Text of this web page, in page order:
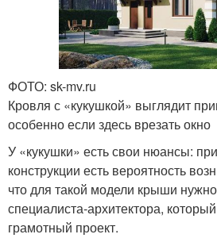
ФОТО: sk-mv.ru
Кровля с «кукушкой» выглядит
особенно если здесь врезать окно
У «кукушки» есть свои нюансы:
конструкции есть вероятность
что для такой модели крыши
специалиста-архитектора,
грамотный проект.